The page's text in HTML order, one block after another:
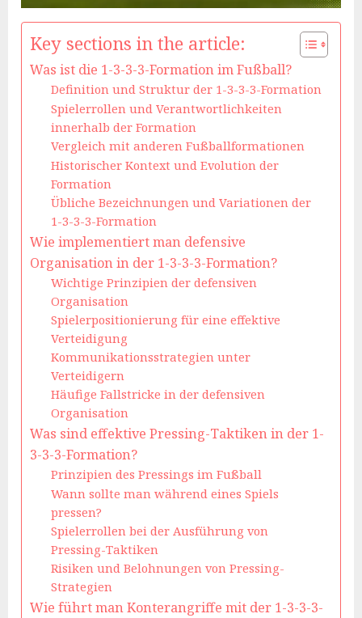
Key sections in the article:
Was ist die 1-3-3-3-Formation im Fußball?
Definition und Struktur der 1-3-3-3-Formation
Spielerrollen und Verantwortlichkeiten
innerhalb der Formation
Vergleich mit anderen Fußballformationen
Historischer Kontext und Evolution der
Formation
Übliche Bezeichnungen und Variationen der
1-3-3-3-Formation
Wie implementiert man defensive
Organisation in der 1-3-3-3-Formation?
Wichtige Prinzipien der defensiven
Organisation
Spielerpositionierung für eine effektive
Verteidigung
Kommunikationsstrategien unter
Verteidigern
Häufige Fallstricke in der defensiven
Organisation
Was sind effektive Pressing-Taktiken in der 1-
3-3-3-Formation?
Prinzipien des Pressings im Fußball
Wann sollte man während eines Spiels
pressen?
Spielerrollen bei der Ausführung von
Pressing-Taktiken
Risiken und Belohnungen von Pressing-
Strategien
Wie führt man Konterangriffe mit der 1-3-3-3-